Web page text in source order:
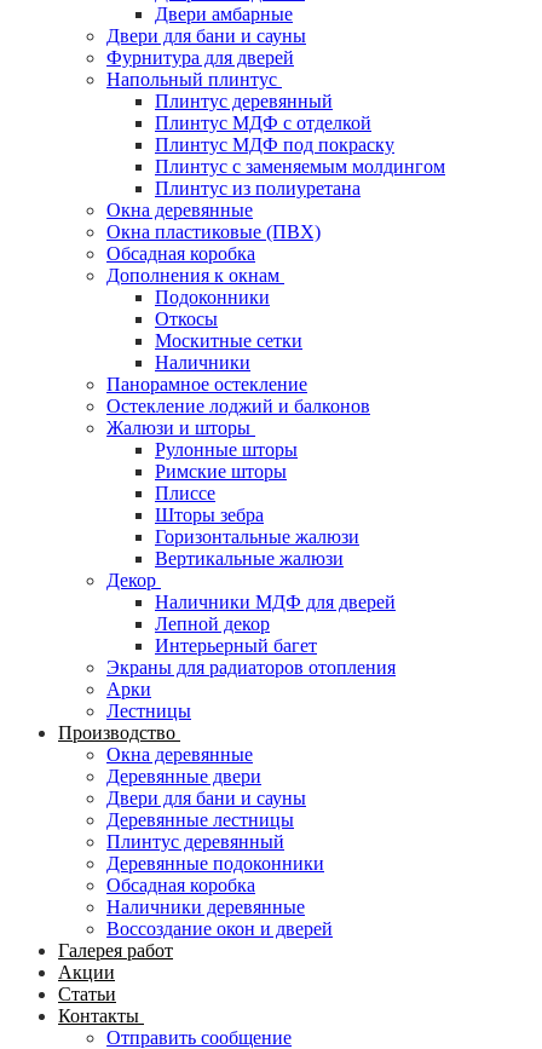
Двери амбарные
Двери для бани и сауны
Фурнитура для дверей
Напольный плинтус
Плинтус деревянный
Плинтус МДФ с отделкой
Плинтус МДФ под покраску
Плинтус с заменяемым молдингом
Плинтус из полиуретана
Окна деревянные
Окна пластиковые (ПВХ)
Обсадная коробка
Дополнения к окнам
Подоконники
Откосы
Москитные сетки
Наличники
Панорамное остекление
Остекление лоджий и балконов
Жалюзи и шторы
Рулонные шторы
Римские шторы
Плиссе
Шторы зебра
Горизонтальные жалюзи
Вертикальные жалюзи
Декор
Наличники МДФ для дверей
Лепной декор
Интерьерный багет
Экраны для радиаторов отопления
Арки
Лестницы
Производство
Окна деревянные
Деревянные двери
Двери для бани и сауны
Деревянные лестницы
Плинтус деревянный
Деревянные подоконники
Обсадная коробка
Наличники деревянные
Воссоздание окон и дверей
Галерея работ
Акции
Статьи
Контакты
Отправить сообщение